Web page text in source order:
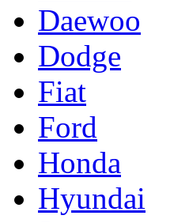
Daewoo
Dodge
Fiat
Ford
Honda
Hyundai